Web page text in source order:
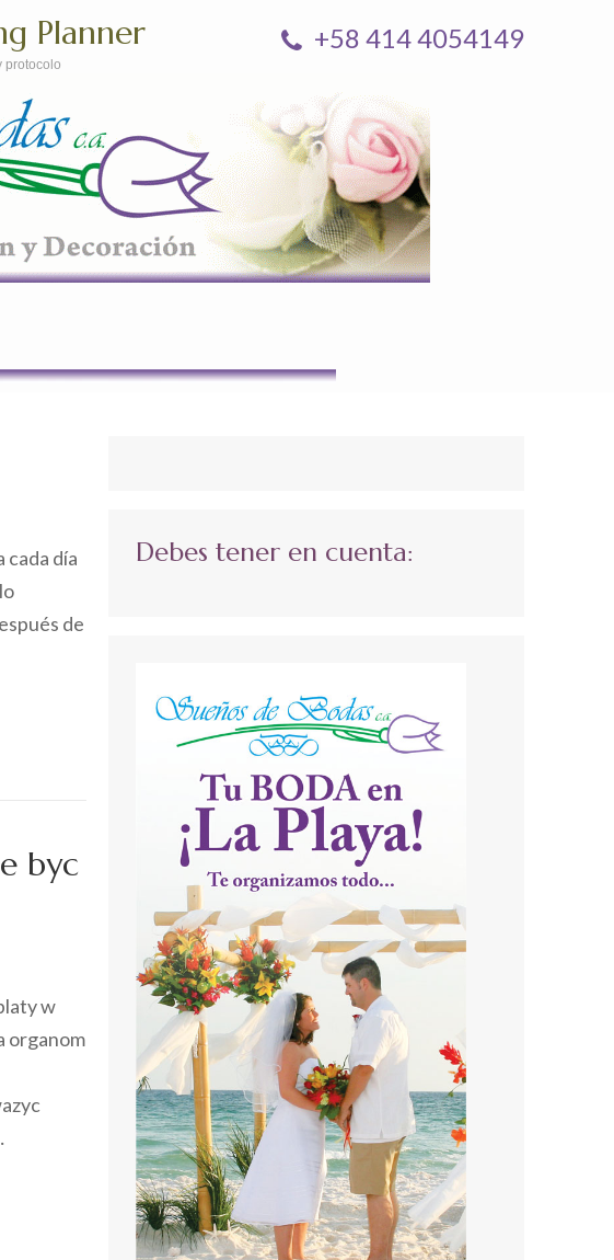
+58 414 4054149
Planner
protocolo
cada día
de
byc
w
organom
Debes tener en cuenta: